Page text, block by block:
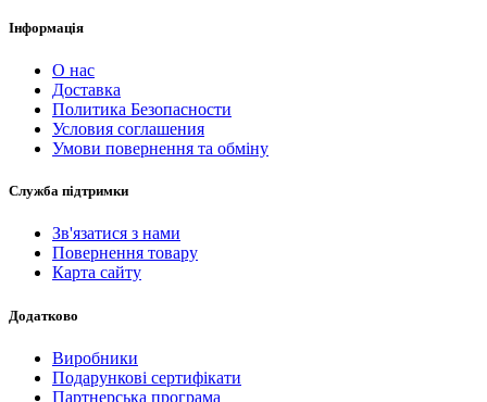
Інформація
О нас
Доставка
Политика Безопасности
Условия соглашения
Умови повернення та обміну
Служба підтримки
Зв'язатися з нами
Повернення товару
Карта сайту
Додатково
Виробники
Подарункові сертифікати
Партнерська програма